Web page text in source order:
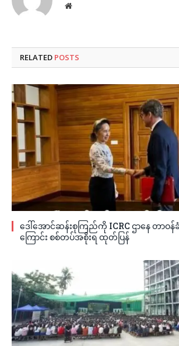
Website
RELATED POSTS
ဒေါ်အောင်ဆန်းစုကြည်ကို ICRC ဌာနေ တာဝ
ကြောင်း စစ်တပ်အစိုးရ ထုတ်ပြန်